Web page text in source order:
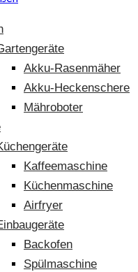
Akku-Rasenmäher
Akku-Heckenschere
Mähroboter
Kaffeemaschine
Küchenmaschine
Airfryer
Backofen
Spülmaschine